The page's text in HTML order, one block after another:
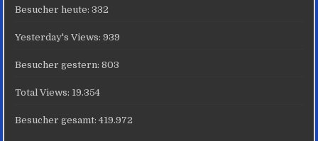
Besucher heute:332
Yesterday's Views:939
Besucher gestern:803
Total Views: 19.354
Besucher gesamt:419.972